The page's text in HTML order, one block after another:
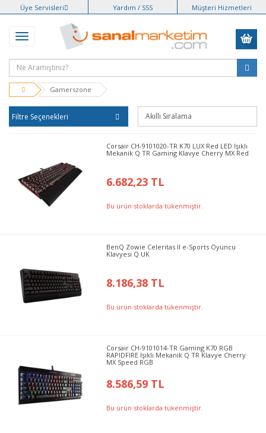
Üye Servisleri Yardım / SSS Müşteri Hizmetleri
Gamerszone
Filtre Seçenekleri
Corsair CH-9101020-TR K70 LUX Red LED Işıklı
Mekanik Q TR Gaming Klavye Cherry MX Red
6.682,23 TL
Bu ürün stoklarda tükenmiştir.
BenQ Zowie Celeritas II e-Sports Oyuncu
Klavyesi Q UK
8.186,38 TL
Bu ürün stoklarda tükenmiştir.
Corsair CH-9101014-TR Gaming K70 RGB
RAPIDFIRE Işıklı Mekanik Q TR Klavye Cherry
MX Speed RGB
8.586,59 TL
Bu ürün stoklarda tükenmiştir.